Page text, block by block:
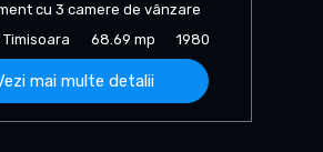
cu 3 camere de vânzare
68.69 mp 1980
mai multe detalii